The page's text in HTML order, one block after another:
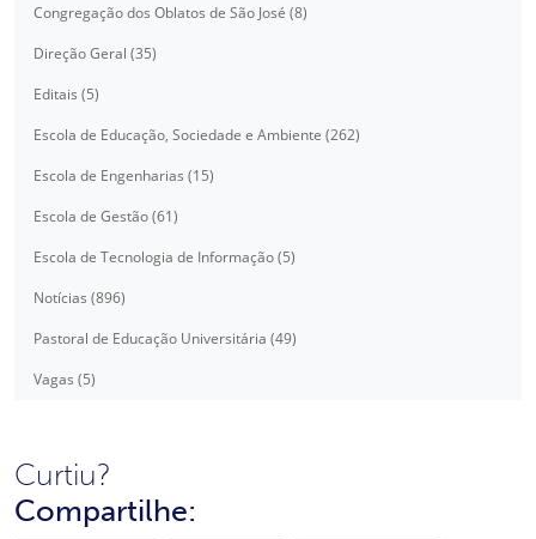
Congregação dos Oblatos de São José (8)
Direção Geral (35)
Editais (5)
Escola de Educação, Sociedade e Ambiente (262)
Escola de Engenharias (15)
Escola de Gestão (61)
Escola de Tecnologia de Informação (5)
Notícias (896)
Pastoral de Educação Universitária (49)
Vagas (5)
Curtiu?
Compartilhe: